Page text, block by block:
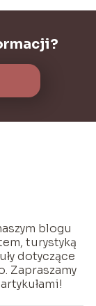
blogu
turystyką
dotyczące
Zapraszamy